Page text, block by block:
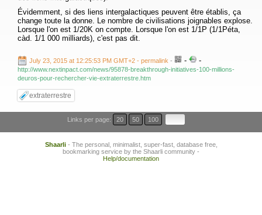
Évidemment, si des liens intergalactiques peuvent être établis, ça
change toute la donne. Le nombre de civilisations joignables explose.
Lorsque l'on est 1/20K on compte. Lorsque l'on est 1/1P (1/1Péta,
càd. 1/1 000 milliards), c'est pas dit.
July 23, 2015 at 12:25:53 PM GMT+2 - permalink - - -
http://www.nextinpact.com/news/95878-breakthrough-initiatives-100-millions-
deuros-pour-rechercher-vie-extraterrestre.htm
extraterrestre
Links per page: 20 50 100
Shaarli- The personal, minimalist, super-fast, database free,
bookmarking service by the Shaarli community -
Help/documentation